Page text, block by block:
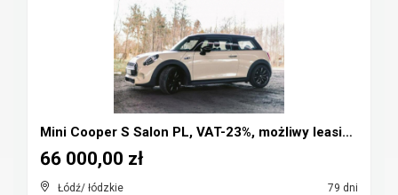
Mini Cooper S Salon PL, VAT-23%, możliwy leasing, ...
Łódź/ łódzkie 79 dni
66 000,00 zł